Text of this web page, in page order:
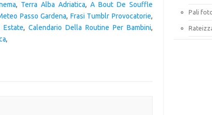
, Terra Alba Adriatica,A Bout De Souffle
Passo Gardena, Frasi Tumblr Provocatorie,
Estate, Calendario Della Routine Per Bambini,
,
Pali